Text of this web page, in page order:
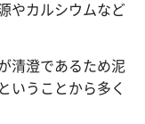
やカルシウムなど
清澄であるため泥
いうことから多く